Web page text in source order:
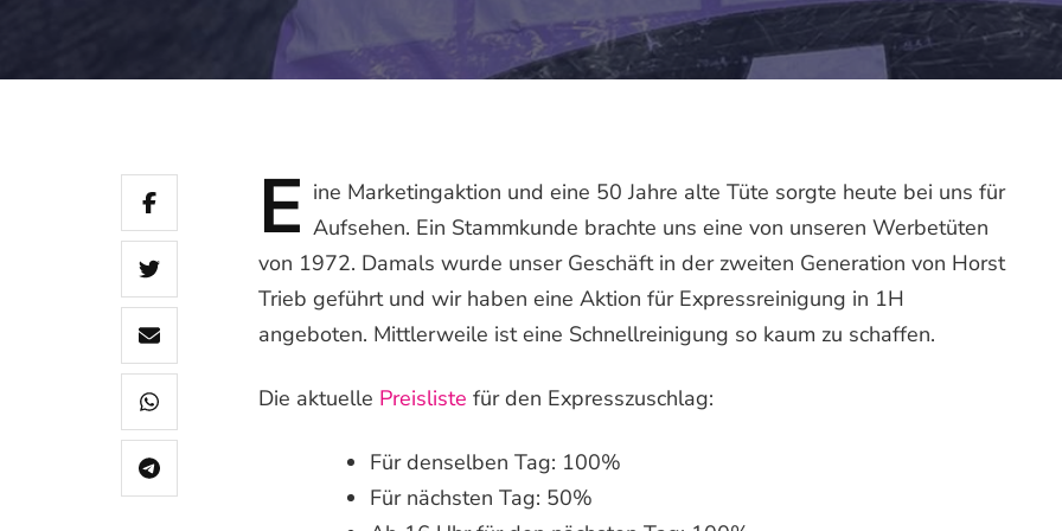
E ine Marketingaktion und eine 50 Jahre alte Tüte sorgte heute bei uns für
Aufsehen. Ein Stammkunde brachte uns eine von unseren Werbetüten
von 1972. Damals wurde unser Geschäft in der zweiten Generation von Horst
Trieb geführt und wir haben eine Aktion für Expressreinigung in 1H
angeboten. Mittlerweile ist eine Schnellreinigung so kaum zu schaffen.
Die aktuelle Preisliste für den Expresszuschlag:
Für denselben Tag: 100%
Für nächsten Tag: 50%